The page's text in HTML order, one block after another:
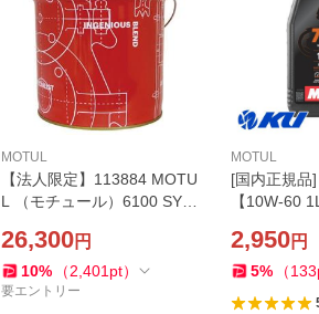
MOTUL
【法人限定】113884 MOTU
L （モチュール）6100 SYN
油 エンジンオイル ベンツ ワ
ーゲン [正規品] 旧108701
26,300円
10% （2,401 pt）
要エントリー
MOTUL
[国内正規品
【10W-60
成油 4サイ
オイル エ
2,950円
5% （133